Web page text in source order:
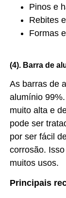
Pinos e
Rebites
Formas
(4). Barra de
As barras de
alumínio
muito alta e
pode ser
por ser fácil
corrosão.
muitos usos.
Principais